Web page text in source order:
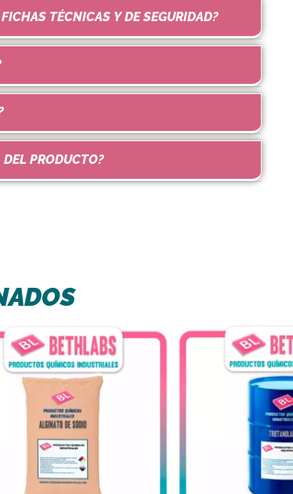
TÉCNICAS Y DE SEGURIDAD?
PRODUCTO?